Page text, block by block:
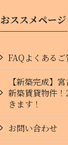
おススメページ
FAQよくあるご
【新築完成】
新築賃貸物件
きます！
お問い合わせ